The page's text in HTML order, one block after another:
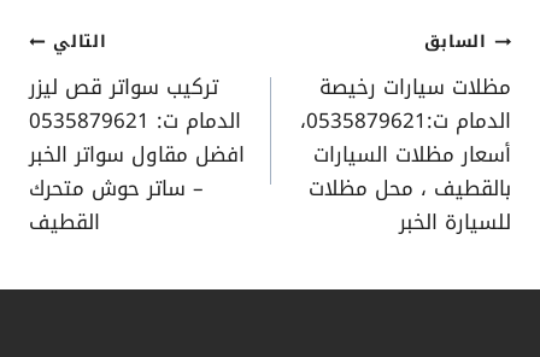
تصفّح
المقالات
السابق
مظلات سيارات رخيصة
الدمام ت:0535879621،
أسعار مظلات السيارات
بالقطيف ، محل مظلات
للسيارة الخبر
التالي
تركيب سواتر قص ليزر
الدمام ت: 0535879621
افضل مقاول سواتر الخبر
– ساتر حوش متحرك
القطيف